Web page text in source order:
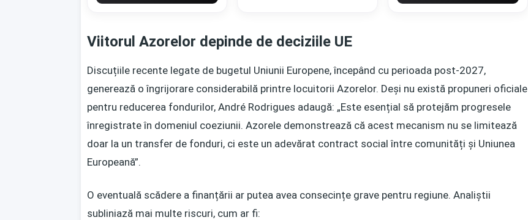
Viitorul Azorelor depinde de deciziile UE
Discuțiile recente legate de bugetul Uniunii Europene, începând cu perioada post-2027,
generează o îngrijorare considerabilă printre locuitorii Azorelor. Deși nu există propuneri oficiale
pentru reducerea fondurilor, André Rodrigues adaugă: „Este esențial să protejăm progresele
înregistrate în domeniul coeziunii. Azorele demonstrează că acest mecanism nu se limitează
doar la un transfer de fonduri, ci este un adevărat contract social între comunități și Uniunea
Europeană”.
O eventuală scădere a finanțării ar putea avea consecințe grave pentru regiune. Analiștii
subliniază mai multe riscuri, cum ar fi: